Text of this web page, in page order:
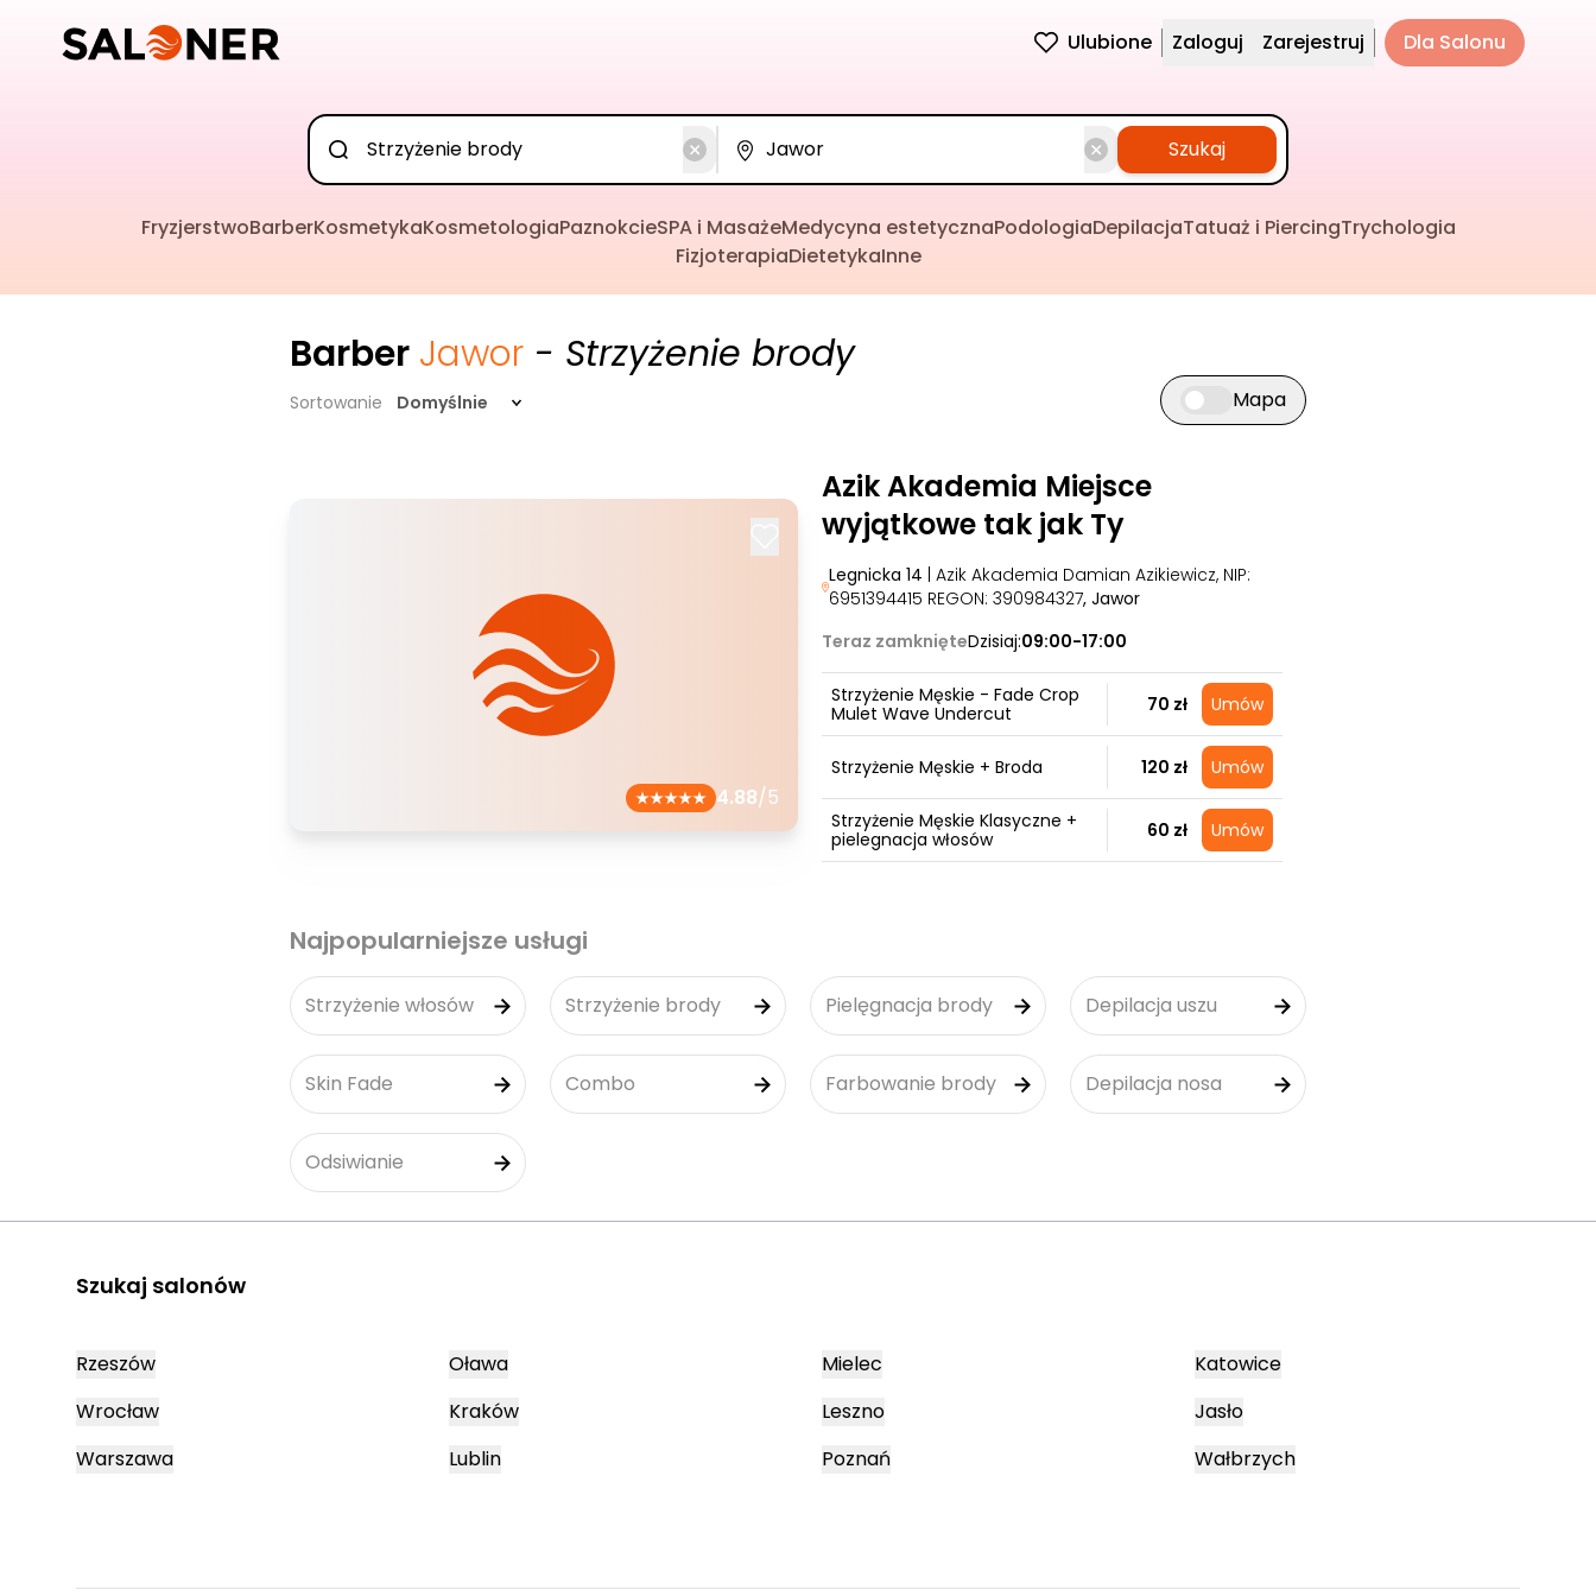
Ulubione Zaloguj Zarejestruj Dla Salonu
Szukaj
FryzjerstwoBarberKosmetykaKosmetologiaPaznokcieSPA i MasażeMedycyna estetycznaPodologiaDepilacjaTatuaż i PiercingTrychologia
FizjoterapiaDietetykaInne
Barber Jawor - Strzyżenie brody
Sortowanie Domyślnie Przełącz widok mapy
Mapa
4.88/5
Azik Akademia Miejsce
wyjątkowe tak jak Ty
Legnicka 14 | Azik Akademia Damian Azikiewicz, NIP:
6951394415 REGON: 390984327, Jawor
Teraz zamknięteDzisiaj:09:00-17:00
Strzyżenie Męskie - Fade Crop
Mulet Wave Undercut
70 zł Umów
Strzyżenie Męskie + Broda 120 zł Umów
Strzyżenie Męskie Klasyczne +
pielegnacja włosów
60 zł Umów
Najpopularniejsze usługi
Strzyżenie włosów Strzyżenie brody Pielęgnacja brody Depilacja uszu
Skin Fade Combo Farbowanie brody Depilacja nosa
Odsiwianie
Szukaj salonów
Rzeszów
Wrocław
Warszawa
Oława
Kraków
Lublin
Mielec
Leszno
Poznań
Katowice
Jasło
Wałbrzych